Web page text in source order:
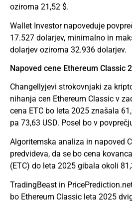
oziroma 21,52 $.
Wallet Investor napoveduje
17.527 dolarjev, minimalno in
dolarjev oziroma 32.936 dolarjev.
Napoved cene Ethereum Classic
Changellyjevi strokovnjaki za
nihanja cen Ethereum Classic v
cena ETC bo leta 2025 znašala
pa 73,63 USD. Posel bo v
Algoritemska analiza in napoved
predvideva, da se bo cena
(ETC) do leta 2025 gibala okoli
TradingBeast in
bo Ethereum Classic leta 2025